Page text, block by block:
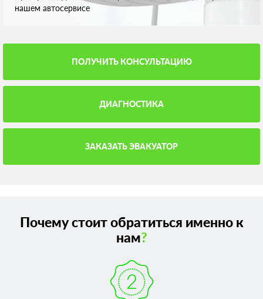
нашем автосервисе
ПОЛУЧИТЬ КОНСУЛЬТАЦИЮ
ДИАГНОСТИКА
ЗАКАЗАТЬ ЭВАКУАТОР
Почему стоит обратиться именно к
нам?